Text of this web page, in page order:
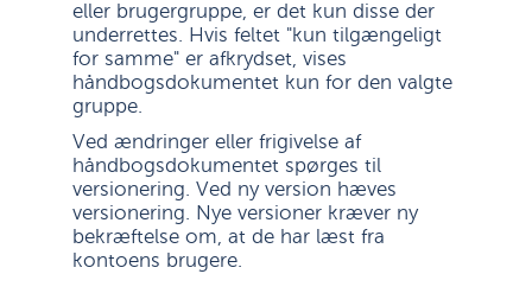
eller brugergruppe, er det kun disse der
underrettes. Hvis feltet "kun tilgængeligt
for samme" er afkrydset, vises
håndbogsdokumentet kun for den valgte
gruppe.
Ved ændringer eller frigivelse af
håndbogsdokumentet spørges til
versionering. Ved ny version hæves
versionering. Nye versioner kræver ny
bekræftelse om, at de har læst fra
kontoens brugere.